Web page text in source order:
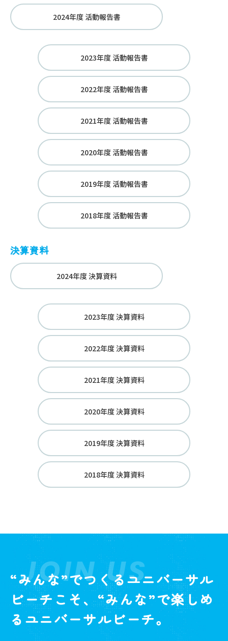
2024年度 活動報告書
2023年度 活動報告書
2022年度 活動報告書
2021年度 活動報告書
2020年度 活動報告書
2019年度 活動報告書
2018年度 活動報告書
決算資料
2024年度 決算資料
2023年度 決算資料
2022年度 決算資料
2021年度 決算資料
2020年度 決算資料
2019年度 決算資料
2018年度 決算資料
JOIN US
“みんな”でつくるユニバーサル
ビーチこそ、“みんな”で楽しめ
るユニバーサルビーチ。